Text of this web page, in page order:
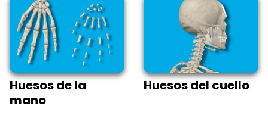
Huesos de la
mano
Huesos del cuello